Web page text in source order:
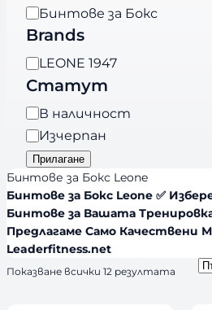
а
т
г
о
р
и
я
Бинтове за Бокс
Brands
B
r
a
n
d
s
LEONE 1947
Статут
Н
а
л
и
ч
н
о
с
т
В наличност
Изчерпан
Прилагане
Бинтове за Бокс Leone
Бинтове за Бокс Leone ✅
Бинтове за Вашата
Предлагаме Само Качествени
Leaderfitness.net
Показване всички 12 резултата